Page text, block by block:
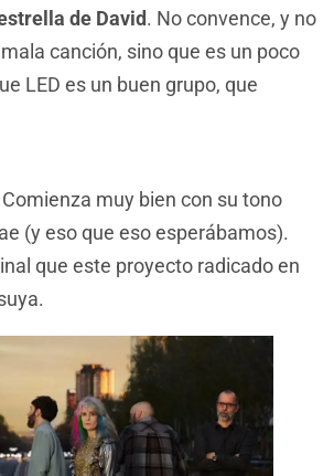
de David. No convence, y no
canción, sino que es un poco
LED es un buen grupo, que
Comienza muy bien con su tono
(y eso que eso esperábamos).
que este proyecto radicado en